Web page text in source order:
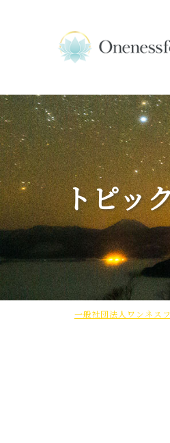
トピッ
一般社団法人ワンネス